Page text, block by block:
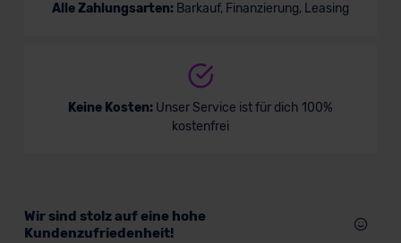
Alle Zahlungsarten: Barkauf, Finanzierung, Leasing
Keine Kosten: Unser Service ist für dich 100%
kostenfrei
Wir sind stolz auf eine hohe
Kundenzufriedenheit!